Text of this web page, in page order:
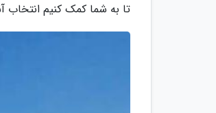
تا به شما کمک کنیم انتخاب